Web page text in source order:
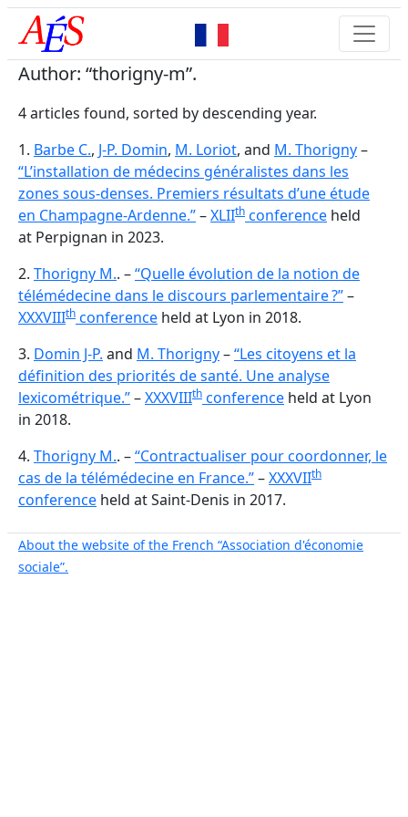
Author: “thorigny-m”.
4 articles found, sorted by descending year.
1. Barbe C., J-P. Domin, M. Loriot, and M. Thorigny–
“L’installation de médecins généralistes dans les
zones sous-denses. Premiers résultats d’une étude
en Champagne-Ardenne.”–XLIIth conference held
at Perpignan in 2023.
2. Thorigny M.. –“Quelle évolution de la notion de
télémédecine dans le discours parlementaire ?”–
XXXVIIIth conference held at Lyon in 2018.
3. Domin J-P. and M. Thorigny–“Les citoyens et la
définition des priorités de santé. Une analyse
lexicométrique.”–XXXVIIIth conference held at Lyon
in 2018.
4. Thorigny M.. –“Contractualiser pour coordonner, le
cas de la télémédecine en France.”–XXXVIIth
conference held at Saint-Denis in 2017.
About the website of the French “Association d'économie
sociale”.